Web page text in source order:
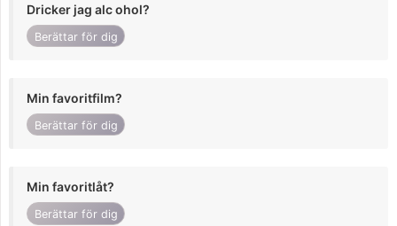
Dricker jag alc ohol?
Berättar för dig
Min favoritfilm?
Berättar för dig
Min favoritlåt?
Berättar för dig